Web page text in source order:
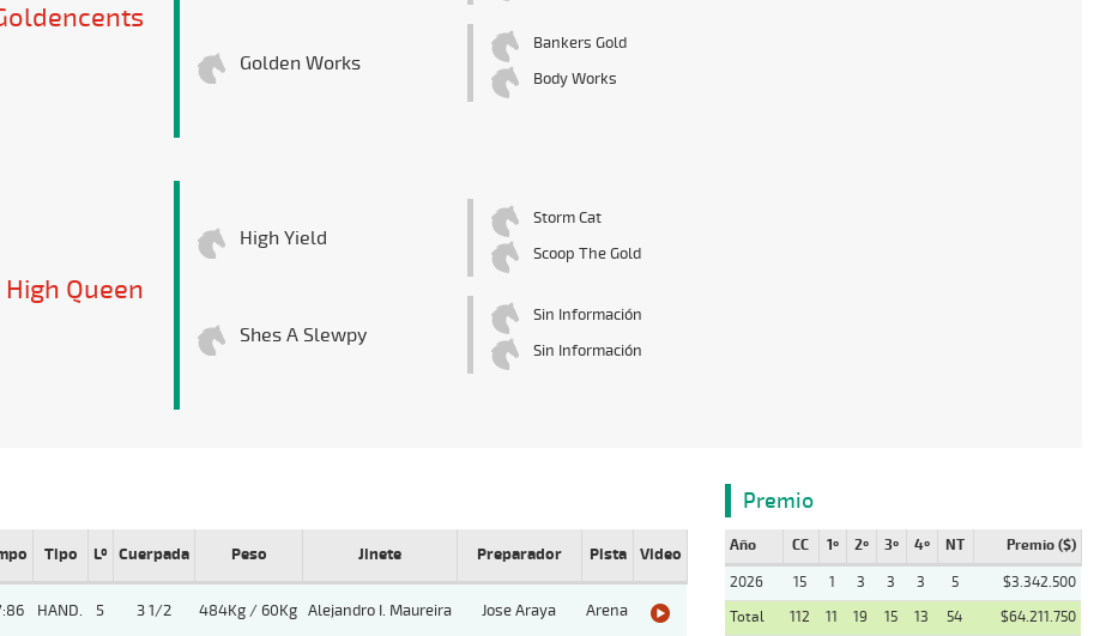
Golden Works
Bankers Gold
Body Works
Queen
High Yield
Storm Cat
Scoop The Gold
Shes A Slewpy
Sin Información
Sin Información
Tipo Lº Cuerpada Peso Jinete Preparador Pista Video
HAND. 5 3 1/2 484Kg / 60Kg Alejandro I. Maureira Jose Araya Arena
Premio
Año CC 1º 2º 3º 4º NT Premio ($)
2026 15 1 3 3 3 5
$3.342.500
Total
112 11 19 15 13 54
$64.211.750